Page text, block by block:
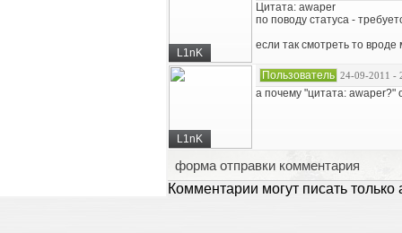
L1nK
Цитата: awaper
по поводу статуса -
если так смотреть то
L1nK
Пользователь 24-09-2011 -
а почему "цитата: awaper?"
форма отправки комментария
Комментарии могут писать